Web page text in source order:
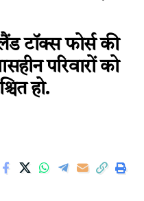
टॉक्स फोर्स की
परिवारों को
हो.